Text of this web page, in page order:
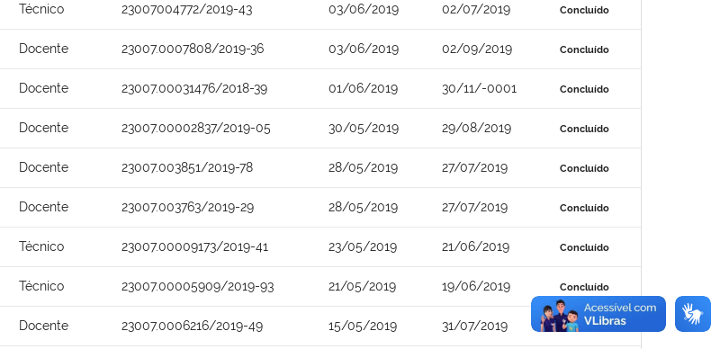
Técnico 23007004772/2019-43 03/06/2019 02/07/2019 Concluído
Docente 23007.0007808/2019-36 03/06/2019 02/09/2019 Concluído
Docente 23007.00031476/2018-39 01/06/2019 30/11/-0001 Concluído
Docente 23007.00002837/2019-05 30/05/2019 29/08/2019 Concluído
Docente 23007.003851/2019-78 28/05/2019 27/07/2019 Concluído
Docente 23007.003763/2019-29 28/05/2019 27/07/2019 Concluído
Técnico 23007.00009173/2019-41 23/05/2019 21/06/2019 Concluído
Técnico 23007.00005909/2019-93 21/05/2019 19/06/2019 Concluído
Docente 23007.0006216/2019-49 15/05/2019 31/07/2019 Concluído